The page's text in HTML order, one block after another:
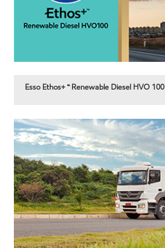
Esso Ethos+ ™ Renewable Diesel HVO 100